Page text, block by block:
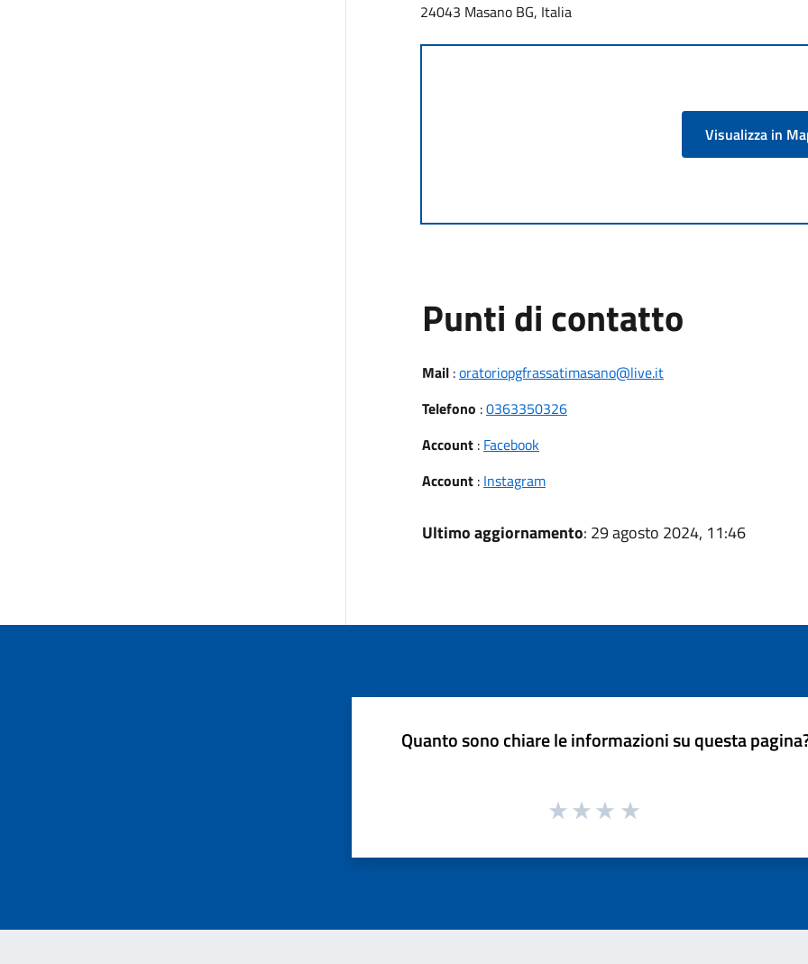
24043 Masano BG, Italia
Visualizza in
Punti di contatto
Mail:oratoriopgfrassatimasano@live.it
Telefono :0363350326
Account: Facebook
Account: Instagram
Ultimo aggiornamento: 29 agosto 2024, 11:46
Quanto sono chiare le informazioni su questa